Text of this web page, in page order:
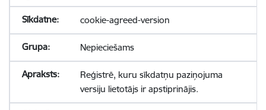
cookie-agreed-version
Nepieciešams
Reģistrē, kuru sīkdatņu paziņojuma
versiju lietotājs ir apstiprinājis.